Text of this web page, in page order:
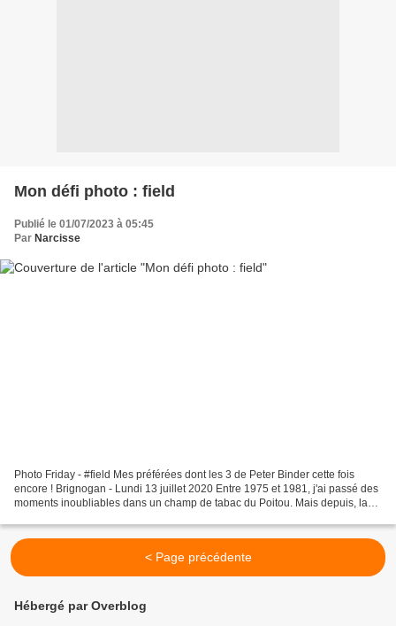
Mon défi photo : field
Publié le 01/07/2023 à 05:45
Par Narcisse
Photo Friday - #field Mes préférées dont les 3 de Peter Binder cette fois
encore ! Brignogan - Lundi 13 juillet 2020 Entre 1975 et 1981, j'ai passé des
moments inoubliables dans un champ de tabac du Poitou. Mais depuis, la
< Page précédente
Hébergé par Overblog